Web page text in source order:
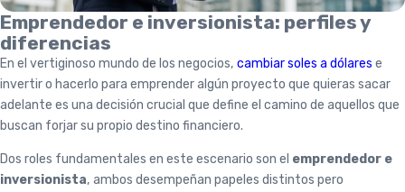
Emprendedor e inversionista: perfiles y
diferencias
En el vertiginoso mundo de los negocios, cambiar soles a dólares e
invertir o hacerlo para emprender algún proyecto que quieras sacar
adelante es una decisión crucial que define el camino de aquellos que
buscan forjar su propio destino financiero.
Dos roles fundamentales en este escenario son el emprendedor e
inversionista, ambos desempeñan papeles distintos pero